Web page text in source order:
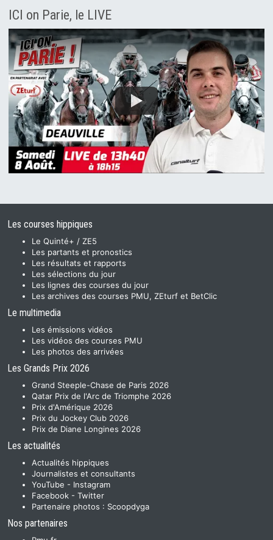
ICI on Parie, le LIVE
Les courses hippiques
Le Quinté+ / ZE5
Les partants et pronostics
Les résultats et rapports
Les sélections du jour
Les lignes des courses du jour
Les archives des courses PMU, ZEturf et BetClic
Le multimedia
Les émissions vidéos
Les vidéos des courses PMU
Les photos des arrivées
Les Grands Prix 2026
Grand Steeple-Chase de Paris 2026
Qatar Prix de l'Arc de Triomphe 2026
Prix d'Amérique 2026
Prix du Jockey Club 2026
Prix de Diane Longines 2026
Les actualités
Actualités hippiques
Journalistes et consultants
YouTube - Instagram
Facebook - Twitter
Partenaire photos : Scoopdyga
Nos partenaires